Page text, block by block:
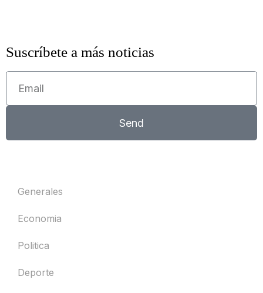
Suscríbete a más noticias
Send
Generales
Economia
Politica
Deporte